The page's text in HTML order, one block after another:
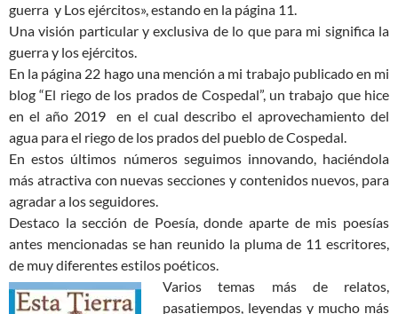
guerra y Los ejércitos», estando en la página 11.
Una visión particular y exclusiva de lo que para mi significa la
guerra y los ejércitos.
En la página 22 hago una mención a mi trabajo publicado en mi
blog “El riego de los prados de Cospedal”, un trabajo que hice
en el año 2019 en el cual describo el aprovechamiento del
agua para el riego de los prados del pueblo de Cospedal.
En estos últimos números seguimos innovando, haciéndola
más atractiva con nuevas secciones y contenidos nuevos, para
agradar a los seguidores.
Destaco la sección de Poesía, donde aparte de mis poesías
antes mencionadas se han reunido la pluma de 11 escritores,
de muy diferentes estilos poéticos.
Varios temas más de relatos,
pasatiempos, leyendas y mucho más